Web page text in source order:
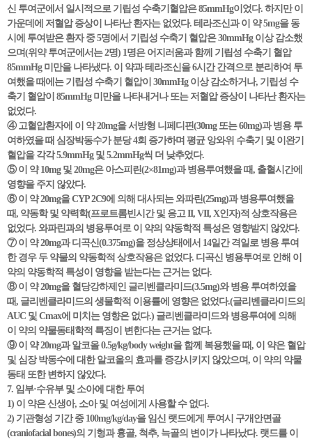
신 투여군에서 일시적으로 기립성 수축기혈압은 85mmHg이었다. 하지만 이
가운데에 저혈압 증상이 나타난 환자는 없었다. 테라조신과 이 약 5mg을 동
시에 투여받은 환자 중 5명에서 기립성 수축기 혈압은 30mmHg 이상 감소했
으며(위약 투여군에서는 2명) 1명은 어지러움과 함께 기립성 수축기 혈압
85mmHg 미만을 나타냈다. 이 약과 테라조신을 6시간 간격으로 분리하여 투
여했을 때에는 기립성 수축기 혈압이 30mmHg 이상 감소하거나, 기립성 수
축기 혈압이 85mmHg 미만을 나타내거나 또는 저혈압 증상이 나타난 환자는
없었다.
④ 고혈압환자에 이 약 20mg을 서방형 니페디핀(30mg 또는 60mg)과 병용 투
여하였을 때 심장박동수가 분당 4회 증가하며 평균 앙와위 수축기 및 이완기
혈압을 각각 5.9mmHg 및 5.2mmHg씩 더 낮추었다.
⑤ 이 약 10mg 및 20mg은 아스피린(2×81mg)과 병용투여했을 때, 출혈시간에
영향을 주지 않았다.
⑥ 이 약 20mg을 CYP 2C9에 의해 대사되는 와파린(25mg)과 병용투여했을
때, 약동학 및 약력학(프로트롬빈시간 및 응고 II, VII, X인자)적 상호작용은
없었다. 와파린과의 병용투여로 이 약의 약동학적 특성은 영향받지 않았다.
⑦ 이 약 20mg과 디곡신(0.375mg)을 정상상태에서 14일간 격일로 병용 투여
한 경우 두 약물의 약동학적 상호작용은 없었다. 디곡신 병용투여로 인해 이
약의 약동학적 특성이 영향을 받는다는 근거는 없다.
⑧ 이 약 20mg을 혈당강하제인 글리벤클라미드(3.5mg)와 병용 투여하였을
때, 글리벤클라미드의 생물학적 이용률에 영향은 없었다.(글리벤클라미드의
AUC 및 Cmax에 미치는 영향은 없다.) 글리벤클라미드와 병용투여에 의해
이 약의 약물동태학적 특징이 변한다는 근거는 없다.
⑨ 이 약 20mg과 알코올 0.5g/kg/body weight을 함께 복용했을 때, 이 약은 혈압
및 심장 박동수에 대한 알코올의 효과를 증강시키지 않았으며, 이 약의 약물
동태 또한 변하지 않았다.
7. 임부·수유부 및 소아에 대한 투여
1) 이 약은 신생아, 소아 및 여성에게 사용할 수 없다.
2) 기관형성 기간 중 100mg/kg/day을 임신 랫드에게 투여시 구개안면골
(craniofacial bones)의 기형과 흉골, 척추, 늑골의 변이가 나타났다. 랫드를 이